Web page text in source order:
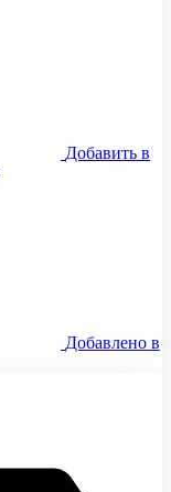
Добавить в
Добавлено в